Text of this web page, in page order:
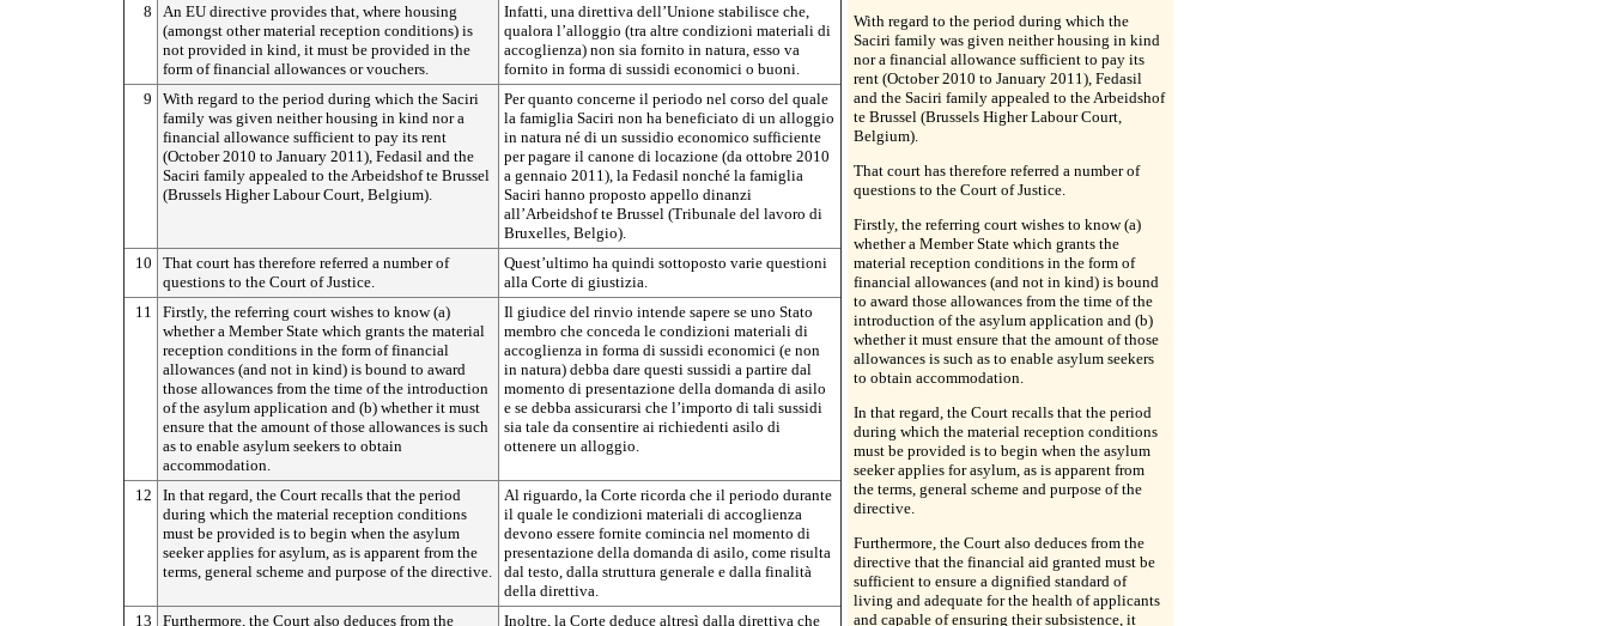
8
An EU directive provides that, where housing
(amongst other material reception conditions) is
not provided in kind, it must be provided in the
form of financial allowances or vouchers.
Infatti, una direttiva dell’Unione stabilisce che,
qualora l’alloggio (tra altre condizioni materiali di
accoglienza) non sia fornito in natura, esso va
fornito in forma di sussidi economici o buoni.
9
With regard to the period during which the Saciri
family was given neither housing in kind nor a
financial allowance sufficient to pay its rent
(October 2010 to January 2011), Fedasil and the
Saciri family appealed to the Arbeidshof te Brussel
(Brussels Higher Labour Court, Belgium).
Per quanto concerne il periodo nel corso del quale
la famiglia Saciri non ha beneficiato di un alloggio
in natura né di un sussidio economico sufficiente
per pagare il canone di locazione (da ottobre 2010
a gennaio 2011), la Fedasil nonché la famiglia
Saciri hanno proposto appello dinanzi
all’Arbeidshof te Brussel (Tribunale del lavoro di
Bruxelles, Belgio).
10
That court has therefore referred a number of
questions to the Court of Justice.
Quest’ultimo ha quindi sottoposto varie questioni
alla Corte di giustizia.
11
Firstly, the referring court wishes to know (a)
whether a Member State which grants the material
reception conditions in the form of financial
allowances (and not in kind) is bound to award
those allowances from the time of the introduction
of the asylum application and (b) whether it must
ensure that the amount of those allowances is such
as to enable asylum seekers to obtain
accommodation.
Il giudice del rinvio intende sapere se uno Stato
membro che conceda le condizioni materiali di
accoglienza in forma di sussidi economici (e non
in natura) debba dare questi sussidi a partire dal
momento di presentazione della domanda di asilo
e se debba assicurarsi che l’importo di tali sussidi
sia tale da consentire ai richiedenti asilo di
ottenere un alloggio.
12
In that regard, the Court recalls that the period
during which the material reception conditions
must be provided is to begin when the asylum
seeker applies for asylum, as is apparent from the
terms, general scheme and purpose of the directive.
Al riguardo, la Corte ricorda che il periodo durante
il quale le condizioni materiali di accoglienza
devono essere fornite comincia nel momento di
presentazione della domanda di asilo, come risulta
dal testo, dalla struttura generale e dalla finalità
della direttiva.
13
Furthermore, the Court also deduces from the
Inoltre, la Corte deduce altresì dalla direttiva che
With regard to the period during which the
Saciri family was given neither housing in kind
nor a financial allowance sufficient to pay its
rent (October 2010 to January 2011), Fedasil
and the Saciri family appealed to the Arbeidshof
te Brussel (Brussels Higher Labour Court,
Belgium).
That court has therefore referred a number of
questions to the Court of Justice.
Firstly, the referring court wishes to know (a)
whether a Member State which grants the
material reception conditions in the form of
financial allowances (and not in kind) is bound
to award those allowances from the time of the
introduction of the asylum application and (b)
whether it must ensure that the amount of those
allowances is such as to enable asylum seekers
to obtain accommodation.
In that regard, the Court recalls that the period
during which the material reception conditions
must be provided is to begin when the asylum
seeker applies for asylum, as is apparent from
the terms, general scheme and purpose of the
directive.
Furthermore, the Court also deduces from the
directive that the financial aid granted must be
sufficient to ensure a dignified standard of
living and adequate for the health of applicants
and capable of ensuring their subsistence, it